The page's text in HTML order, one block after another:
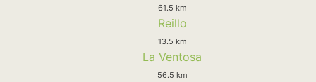
61.5 km
Reillo
13.5 km
La Ventosa
56.5 km